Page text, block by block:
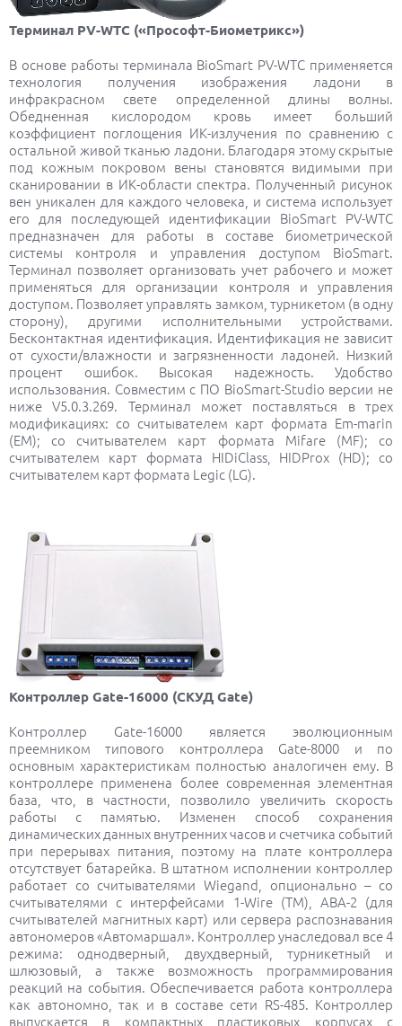
Терминал PV-WTC («Прософт-Биометрикс»)
В основе работы терминала BioSmart PV-WTC применяется
технология получения изображения ладони в
инфракрасном свете определенной длины волны.
Обедненная кислородом кровь имеет больший
коэффициент поглощения ИК-излучения по сравнению с
остальной живой тканью ладони. Благодаря этому скрытые
под кожным покровом вены становятся видимыми при
сканировании в ИК-области спектра. Полученный рисунок
вен уникален для каждого человека, и система использует
его для последующей идентификации BioSmart PV-WTC
предназначен для работы в составе биометрической
системы контроля и управления доступом BioSmart.
Терминал позволяет организовать учет рабочего и может
применяться для организации контроля и управления
доступом. Позволяет управлять замком, турникетом (в одну
сторону), другими исполнительными устройствами.
Бесконтактная идентификация. Идентификация не зависит
от сухости/влажности и загрязненности ладоней. Низкий
процент ошибок. Высокая надежность. Удобство
использования. Совместим с ПО BioSmart-Studio версии не
ниже V5.0.3.269. Терминал может поставляться в трех
модификациях: со считывателем карт формата Em-marin
(EM); со считывателем карт формата Mifare (MF); со
считывателем карт формата HIDiClass, HIDProx (HD); со
считывателем карт формата Legic (LG).
Контроллер Gate-16000 (СКУД Gate)
Контроллер Gate-16000 является эволюционным
преемником типового контроллера Gate-8000 и по
основным характеристикам полностью аналогичен ему. В
контроллере применена более современная элементная
база, что, в частности, позволило увеличить скорость
работы с памятью. Изменен способ сохранения
динамических данных внутренних часов и счетчика событий
при перерывах питания, поэтому на плате контроллера
отсутствует батарейка. В штатном исполнении контроллер
работает со считывателями Wiegand, опционально – со
считывателями с интерфейсами 1-Wire (TM), АВА-2 (для
считывателей магнитных карт) или сервера распознавания
автономеров «Автомаршал». Контроллер унаследовал все 4
режима: однодверный, двухдверный, турникетный и
шлюзовый, а также возможность программирования
реакций на события. Обеспечивается работа контроллера
как автономно, так и в составе сети RS-485. Контроллер
выпускается в компактных пластиковых корпусах с